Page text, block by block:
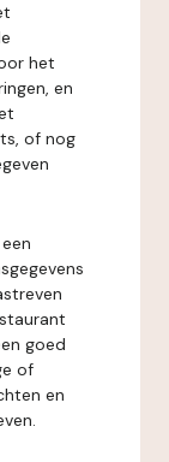
het
en
of nog
een
goed
of
en